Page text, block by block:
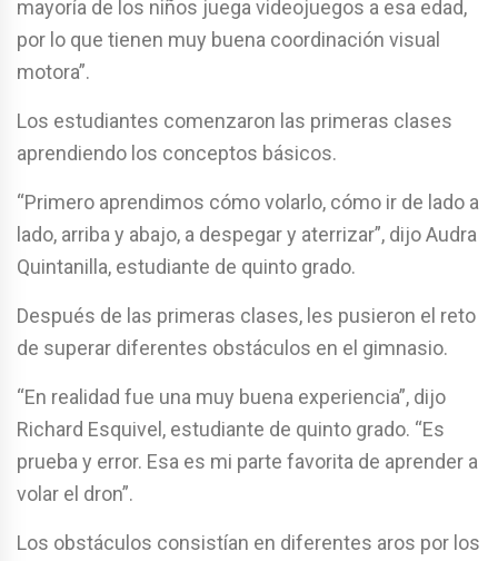
mayoría de los niños juega videojuegos a esa edad,
por lo que tienen muy buena coordinación visual
motora”.
Los estudiantes comenzaron las primeras clases
aprendiendo los conceptos básicos.
“Primero aprendimos cómo volarlo, cómo ir de lado a
lado, arriba y abajo, a despegar y aterrizar”, dijo Audra
Quintanilla, estudiante de quinto grado.
Después de las primeras clases, les pusieron el reto
de superar diferentes obstáculos en el gimnasio.
“En realidad fue una muy buena experiencia”, dijo
Richard Esquivel, estudiante de quinto grado. “Es
prueba y error. Esa es mi parte favorita de aprender a
volar el dron”.
Los obstáculos consistían en diferentes aros por los